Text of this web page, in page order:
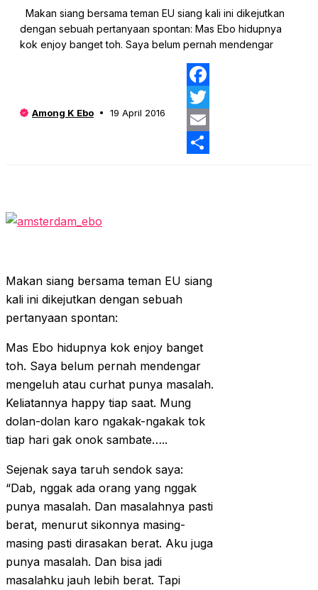
Makan siang bersama teman EU siang kali ini dikejutkan
dengan sebuah pertanyaan spontan: Mas Ebo hidupnya
kok enjoy banget toh. Saya belum pernah mendengar
Among K Ebo 19 April 2016
Makan siang bersama teman EU siang
kali ini dikejutkan dengan sebuah
pertanyaan spontan:
Mas Ebo hidupnya kok enjoy banget
toh. Saya belum pernah mendengar
mengeluh atau curhat punya masalah.
Keliatannya happy tiap saat. Mung
dolan-dolan karo ngakak-ngakak tok
tiap hari gak onok sambate…..
Sejenak saya taruh sendok saya:
“Dab, nggak ada orang yang nggak
punya masalah. Dan masalahnya pasti
berat, menurut sikonnya masing-
masing pasti dirasakan berat. Aku juga
punya masalah. Dan bisa jadi
masalahku jauh lebih berat. Tapi